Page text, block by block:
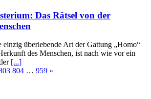
Das Rätsel von der
einzig überlebende Art der Gattung „Homo“
des Menschen, ist nach wie vor ein
[...]
804 … 959 »